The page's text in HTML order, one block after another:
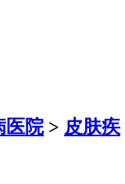
医院> 皮肤疾